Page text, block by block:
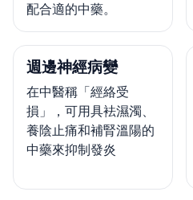
配合適的中藥。
週邊神經病變
在中醫稱「經絡受
損」，可用具袪濕濁、
養陰止痛和補腎溫陽的
中藥來抑制發炎